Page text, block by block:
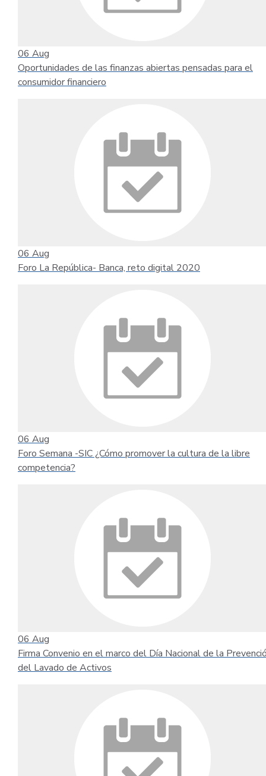
06 Aug
Oportunidades de las finanzas abiertas pensadas para el
consumidor financiero
06 Aug
Foro La República- Banca, reto digital 2020
06 Aug
Foro Semana -SIC ¿Cómo promover la cultura de la libre
competencia?
06 Aug
Firma Convenio en el marco del Día Nacional de la
del Lavado de Activos